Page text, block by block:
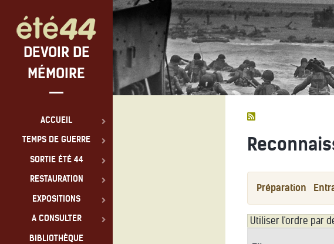
Préparation
DEVOIR DE
MÉMOIRE
ACCUEIL
TEMPS DE GUERRE
SORTIE ÉTÉ 44
RESTAURATION
EXPOSITIONS
A CONSULTER
BIBLIOTHÈQUE